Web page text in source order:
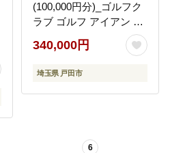
(100,000円分)_ゴルフク
ラブ ゴルフ アイアン ド
ライバー ウェッジ ピン
ゴルフ PING G430 G440
G LE3 購入補助券 おす
ト 贈答 プレゼント
340,000円
埼玉県 戸田市
6